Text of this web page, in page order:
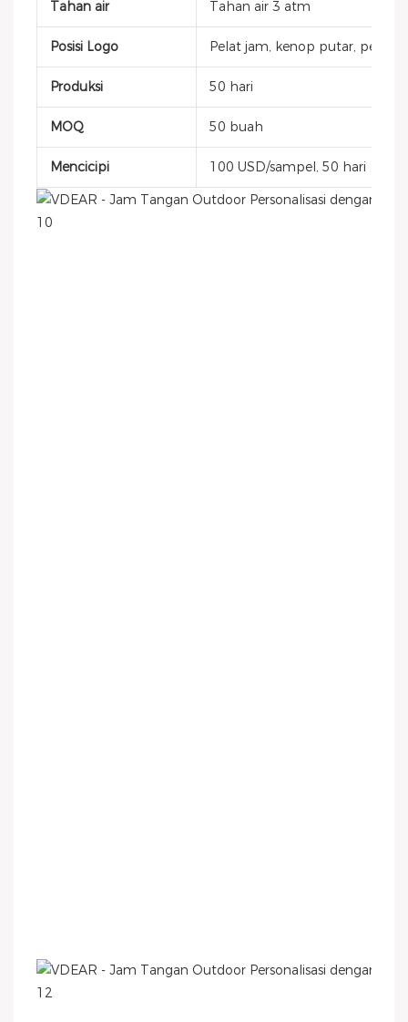
Tahan air Tahan air 3 atm
Posisi Logo Pelat jam, kenop putar,
Produksi 50 hari
MOQ 50 buah
Mencicipi 100 USD/sampel, 50 hari